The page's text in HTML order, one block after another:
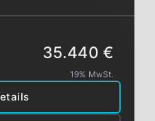
35.440 €
19% MwSt.